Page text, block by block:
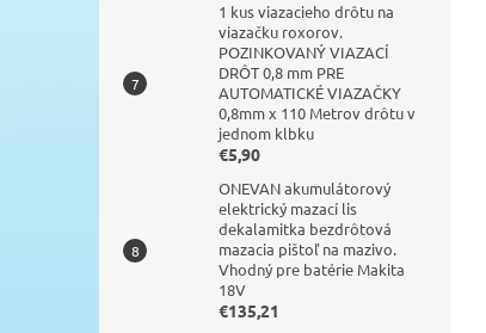
1 kus viazacieho drôtu na
viazačku roxorov.
POZINKOVANÝ VIAZACÍ
DRÔT 0,8 mm PRE
AUTOMATICKÉ VIAZAČKY
0,8mm x 110 Metrov drôtu v
jednom klbku
€5,90
ONEVAN akumulátorový
elektrický mazací lis
dekalamitka bezdrôtová
mazacia pištoľ na mazivo.
Vhodný pre batérie Makita
18V
€135,21